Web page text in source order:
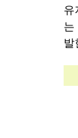
유
는
발